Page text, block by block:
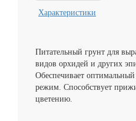
Характеристики
Питательный грунт для
видов орхидей и других
Обеспечивает
режим. Способствует
цветению.